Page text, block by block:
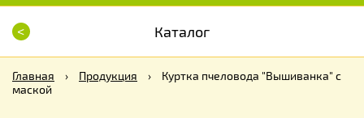
< Каталог
Главная › Продукция ›
Куртка пчеловода "Вышиванка" с
маской